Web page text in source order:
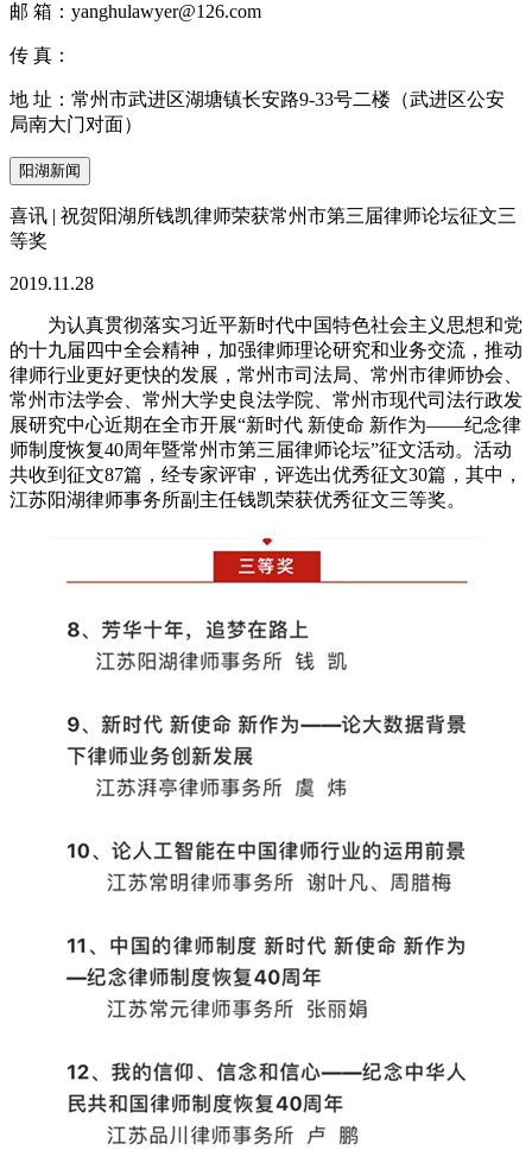
邮 箱： yanghulawyer@126.com
传 真：
地 址： 常州市武进区湖塘镇长安路9-33号二楼（武进区公安
局南大门对面）
阳湖新闻
喜讯 | 祝贺阳湖所钱凯律师荣获常州市第三届律师论坛征文三
等奖
2019.11.28
为认真贯彻落实习近平新时代中国特色社会主义思想和党
的十九届四中全会精神，加强律师理论研究和业务交流，推动
律师行业更好更快的发展，常州市司法局、常州市律师协会、
常州市法学会、常州大学史良法学院、常州市现代司法行政发
展研究中心近期在全市开展“新时代 新使命 新作为——纪念律
师制度恢复40周年暨常州市第三届律师论坛”征文活动。活动
共收到征文87篇，经专家评审，评选出优秀征文30篇，其中，
江苏阳湖律师事务所副主任钱凯荣获优秀征文三等奖。